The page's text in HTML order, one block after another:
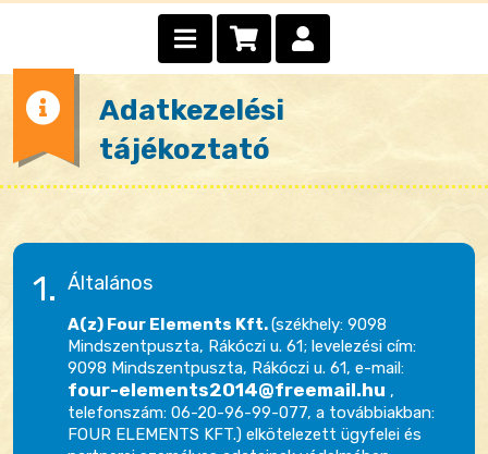
Adatkezelési
tájékoztató
Általános
A(z) Four Elements Kft.(székhely: 9098
Mindszentpuszta, Rákóczi u. 61; levelezési cím:
9098 Mindszentpuszta, Rákóczi u. 61, e-mail:
four-elements2014@freemail.hu ,
telefonszám: 06-20-96-99-077, a továbbiakban:
FOUR ELEMENTS KFT.) elkötelezett ügyfelei és